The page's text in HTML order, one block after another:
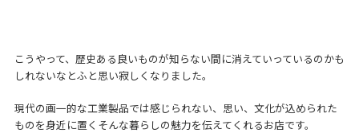
こうやって、歴史ある良いものが知らない間に消えていっているのかも
しれないなとふと思い寂しくなりました。
現代の画一的な工業製品では感じられない、思い、文化が込められた
ものを身近に置くそんな暮らしの魅力を伝えてくれるお店です。